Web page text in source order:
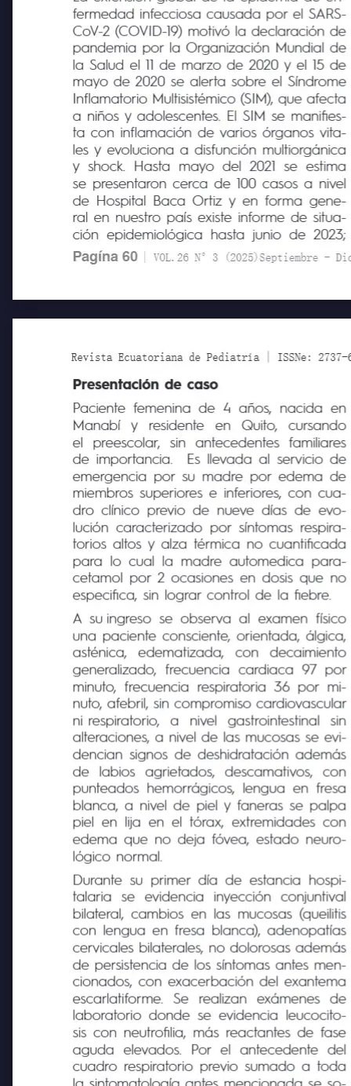
Pagína 60 | VOL.26 N°3 (2025)Septiembre -
La extensión global de la epidemia de en-
fermedad infecciosa causada por el SARS-
CoV-2 (COVID-19) motivó la declaración de
pandemia por la Organización Mundial de
la Salud el 11 de marzo de 2020 y el 15 de
mayo de 2020 se alerta sobre el Síndrome
Inflamatorio Multisistémico (SIM), que afecta
a niños y adolescentes. El SIM se manifies-
ta con inflamación de varios órganos vita-
les y evoluciona a disfunción multiorgánica
y shock. Hasta mayo del 2021 se
estima
se presentaron cerca de 100 casos a nivel
de Hospital Baca Ortiz y en forma gene-
ral en nuestro país existe informe de situa-
ción epidemiológica hasta junio de 2023;
Paciente femenina de 4 años, nacida en
Manabí
y residente en Quito,
cursando
el
preescolar, sin antecedentes familiares
de importancia.
Es llevada al servicio de
emergencia por su madre por edema de
miembros superiores e inferiores, con cua-
dro clínico previo de nueve días de evo-
lución caracterizado por síntomas respira-
torios altos y alza térmica no cuantificada
para lo cual la madre automedica para-
cetamol por 2 ocasiones en dosis que no
especifica, sin lograr control de la fiebre.
A su ingreso se observa al examen físico
una paciente consciente, orientada,
álgica,
asténica, edematizada, con
decaimiento
generalizado, frecuencia
cardiaca 97 por
minuto, frecuencia respiratoria 36 por mi-
nuto, afebril, sin compromiso cardiovascular
ni respiratorio, a nivel gastrointestinal
sin
alteraciones, a nivel de las mucosas se evi-
dencian signos de deshidratación además
de
labios agrietados, descamativos,
con
punteados hemorrágicos, lengua en fresa
blanca, a nivel de piel y faneras se palpa
piel en lija en el tórax, extremidades con
edema que no deja fóvea, estado neuro-
lógico normal.
Durante su primer día de estancia hospi-
talaria
se evidencia inyección conjuntival
bilateral, cambios en las mucosas (queilitis
con lengua en fresa blanca), adenopatías
cervicales bilaterales, no dolorosas además
de persistencia de los síntomas antes men-
cionados, con exacerbación del exantema
escarlatiforme. Se realizan exámenes de
laboratorio donde se evidencia leucocito-
sis con neutrofilia, más reactantes de fase
aguda
elevados. Por el antecedente
del
cuadro respiratorio previo sumado a toda